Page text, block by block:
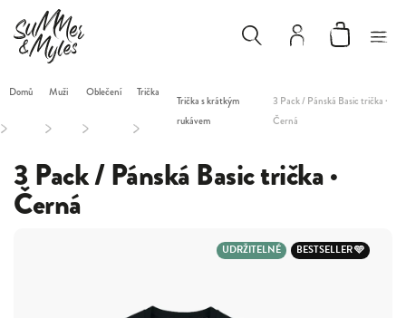
Domů
/
Muži
/
Oblečení
/
Trička
/
Trička s krátkým
rukávem
3 Pack / Pánská Basic trička ·
Černá
3 Pack / Pánská Basic trička ·
Černá
UDRŽITELNÉ BESTSELLER 🩵